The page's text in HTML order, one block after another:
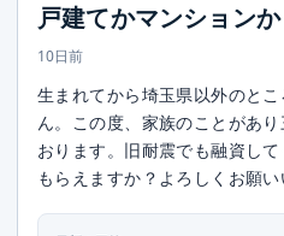
戸建てかマンションか
10日前
生まれてから埼玉県以外のと
ん。この度、家族のことがあ
おります。旧耐震でも融資し
もらえますか？よろしくお願い